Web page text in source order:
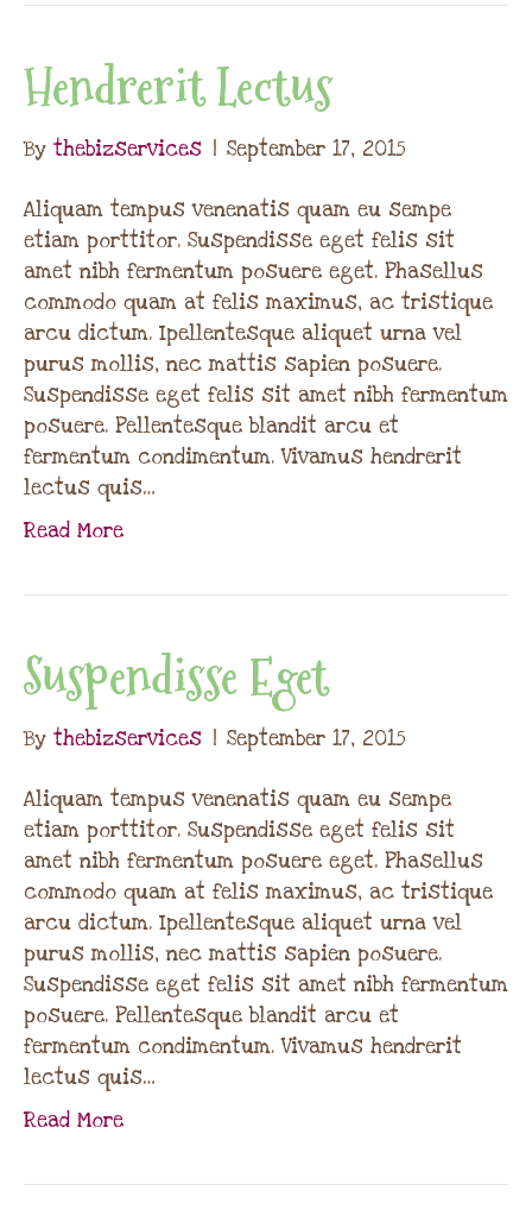
Hendrerit Lectus
By thebizservices | September 17, 2015
Aliquam tempus venenatis quam eu sempe
etiam porttitor. Suspendisse eget felis sit
amet nibh fermentum posuere eget. Phasellus
commodo quam at felis maximus, ac tristique
arcu dictum. Ipellentesque aliquet urna vel
purus mollis, nec mattis sapien posuere.
Suspendisse eget felis sit amet nibh fermentum
posuere. Pellentesque blandit arcu et
fermentum condimentum. Vivamus hendrerit
lectus quis…
Read More
Suspendisse Eget
By thebizservices | September 17, 2015
Aliquam tempus venenatis quam eu sempe
etiam porttitor. Suspendisse eget felis sit
amet nibh fermentum posuere eget. Phasellus
commodo quam at felis maximus, ac tristique
arcu dictum. Ipellentesque aliquet urna vel
purus mollis, nec mattis sapien posuere.
Suspendisse eget felis sit amet nibh fermentum
posuere. Pellentesque blandit arcu et
fermentum condimentum. Vivamus hendrerit
lectus quis…
Read More